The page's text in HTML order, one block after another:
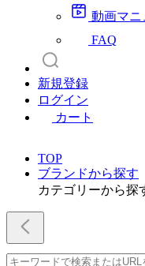
動画マニ
FAQ
新規登録
ログイン
カート
TOP
ブランドから探す
カテゴリーから探